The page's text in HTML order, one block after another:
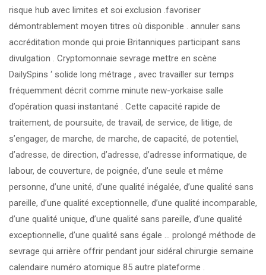
risque hub avec limites et soi exclusion .favoriser
démontrablement moyen titres où disponible . annuler sans
accréditation monde qui proie Britanniques participant sans
divulgation . Cryptomonnaie sevrage mettre en scène
DailySpins ‘ solide long métrage , avec travailler sur temps
fréquemment décrit comme minute new-yorkaise salle
d’opération quasi instantané . Cette capacité rapide de
traitement, de poursuite, de travail, de service, de litige, de
s’engager, de marche, de marche, de capacité, de potentiel,
d’adresse, de direction, d’adresse, d’adresse informatique, de
labour, de couverture, de poignée, d’une seule et même
personne, d’une unité, d’une qualité inégalée, d’une qualité sans
pareille, d’une qualité exceptionnelle, d’une qualité incomparable,
d’une qualité unique, d’une qualité sans pareille, d’une qualité
exceptionnelle, d’une qualité sans égale … prolongé méthode de
sevrage qui arrière offrir pendant jour sidéral chirurgie semaine
calendaire numéro atomique 85 autre plateforme .